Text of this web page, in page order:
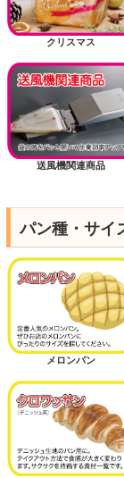
クリスマス
送風機関連商品
パン種・サイ
メロンパン